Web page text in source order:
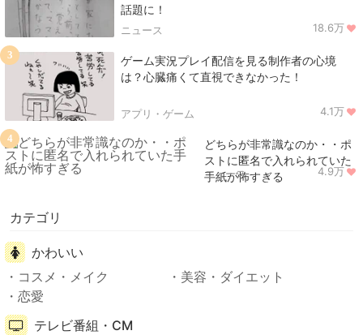
話題に！
ニュース 18.6万
ゲーム実況プレイ配信を見る制作者の心境
は？心臓痛くて直視できなかった！
アプリ・ゲーム 4.1万
3
どちらが非常識なのか・・ポ
ストに匿名で入れられていた
手紙が怖すぎる
ニュース 4.9万
4
カテゴリ
かわいい
コスメ・メイク
美容・ダイエット
恋愛
テレビ番組・CM